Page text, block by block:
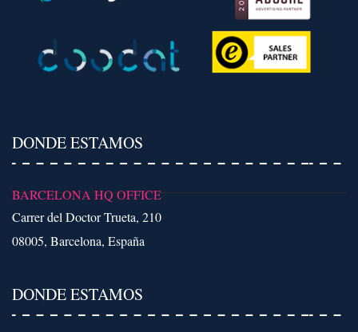
DONDE ESTAMOS
BARCELONA HQ OFFICE
Carrer del Doctor Trueta, 210
08005, Barcelona, España
DONDE ESTAMOS